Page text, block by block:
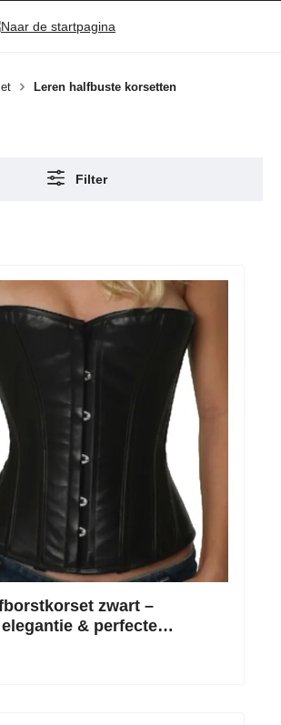
Leren halfbuste korsetten
Filter
zwart –
& perfecte